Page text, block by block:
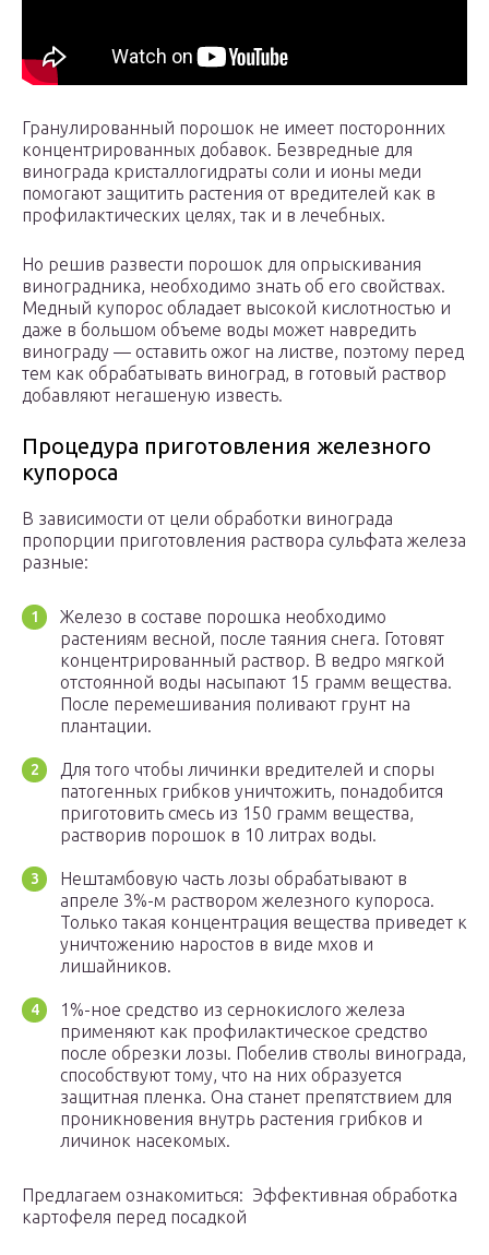
Гранулированный порошок не имеет посторонних
концентрированных добавок. Безвредные для
винограда кристаллогидраты соли и ионы меди
помогают защитить растения от вредителей как в
профилактических целях, так и в лечебных.
Но решив развести порошок для опрыскивания
виноградника, необходимо знать об его свойствах.
Медный купорос обладает высокой кислотностью и
даже в большом объеме воды может навредить
винограду — оставить ожог на листве, поэтому перед
тем как обрабатывать виноград, в готовый раствор
добавляют негашеную известь.
Процедура приготовления железного
купороса
В зависимости от цели обработки винограда
пропорции приготовления раствора сульфата железа
разные:
Железо в составе порошка необходимо
растениям весной, после таяния снега. Готовят
концентрированный раствор. В ведро мягкой
отстоянной воды насыпают 15 грамм вещества.
После перемешивания поливают грунт на
плантации.
Для того чтобы личинки вредителей и споры
патогенных грибков уничтожить, понадобится
приготовить смесь из 150 грамм вещества,
растворив порошок в 10 литрах воды.
Нештамбовую часть лозы обрабатывают в
апреле 3%-м раствором железного купороса.
Только такая концентрация вещества приведет к
уничтожению наростов в виде мхов и
лишайников.
1%-ное средство из сернокислого железа
применяют как профилактическое средство
после обрезки лозы. Побелив стволы винограда,
способствуют тому, что на них образуется
защитная пленка. Она станет препятствием для
проникновения внутрь растения грибков и
личинок насекомых.
Предлагаем ознакомиться: Эффективная обработка
картофеля перед посадкой